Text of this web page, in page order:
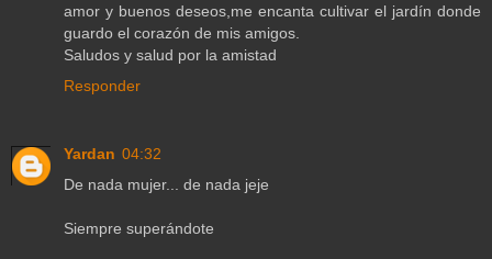
amor y buenos deseos,me encanta cultivar el jardín donde
guardo el corazón de mis amigos.
Saludos y salud por la amistad
Responder
Yardan 04:32
De nada mujer... de nada jeje
Siempre superándote